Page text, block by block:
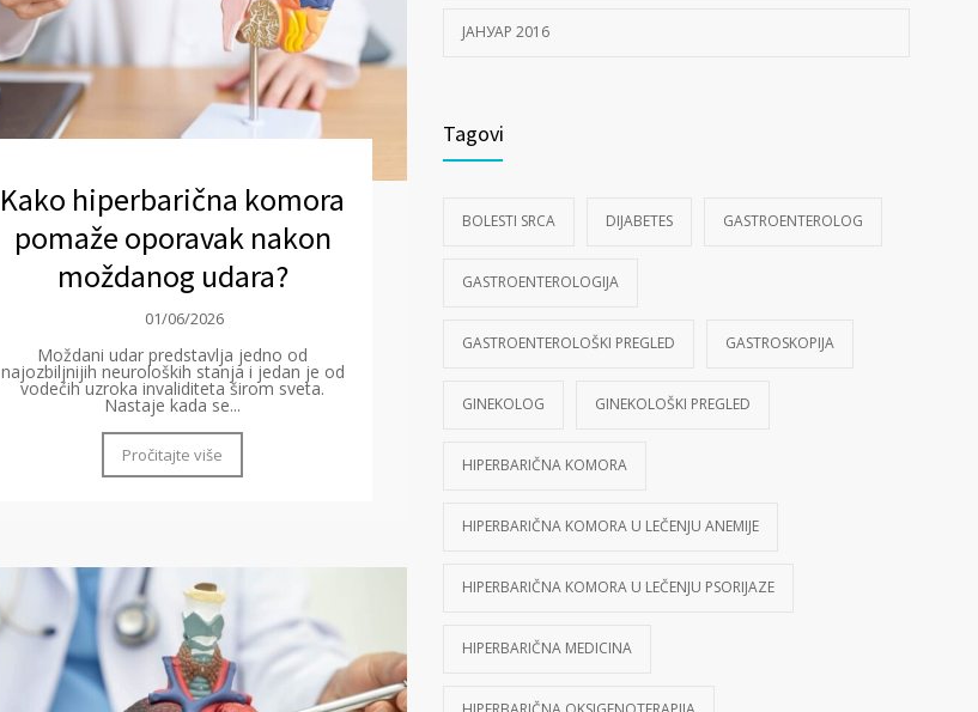
Kako hiperbarična komora
pomaže oporavak nakon
moždanog udara?
01/06/2026
Moždani udar predstavlja jedno od
najozbiljnijih neuroloških stanja i jedan je od
vodećih uzroka invaliditeta širom sveta.
Nastaje kada se...
Pročitajte više
ЈАНУАР 2016
Tagovi
BOLESTI SRCA DIJABETES GASTROENTEROLOG
GASTROENTEROLOGIJA
GASTROENTEROLOŠKI PREGLED GASTROSKOPIJA
GINEKOLOG GINEKOLOŠKI PREGLED
HIPERBARIČNA KOMORA
HIPERBARIČNA KOMORA U LEČENJU ANEMIJE
HIPERBARIČNA KOMORA U LEČENJU PSORIJAZE
HIPERBARIČNA MEDICINA